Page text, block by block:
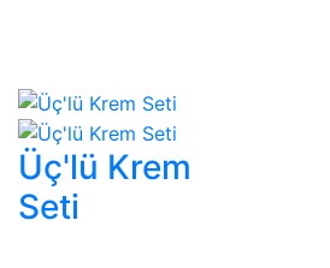
Üç'lü Krem
Seti